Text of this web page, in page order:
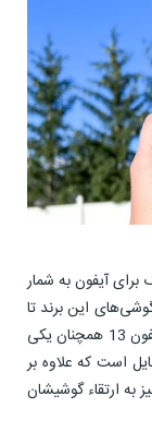
آیفون به شمار
این برند تا
این مدل است. چه بخواهید چه نخواهید، گوشی آیفون 13 همچنان یکی
است که علاوه بر
به ارتقاء گوشیشان